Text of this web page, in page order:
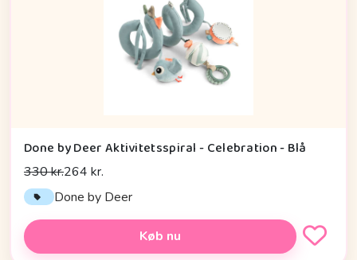
Done by Deer Aktivitetsspiral - Celebration - Blå
330 kr.264 kr.
Done by Deer
Køb nu